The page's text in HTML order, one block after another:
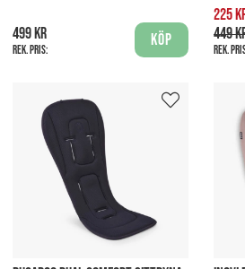
499 kr
Rek. pris:
Köp
225
449
Rek.